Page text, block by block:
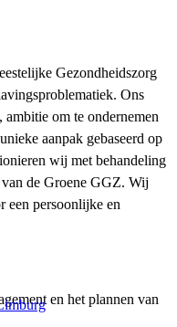
Gezondheidszorg
Ons
om te ondernemen
aanpak gebaseerd op
wij met behandeling
de Groene GGZ. Wij
een persoonlijke en
en het plannen van